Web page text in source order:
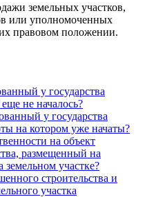
земельных участков,
или уполномоченных
правовом положении.
у государства
не началось?
у государства
на котором уже начаты?
на объект
размещенный на
земельном участке?
строительства и
участка